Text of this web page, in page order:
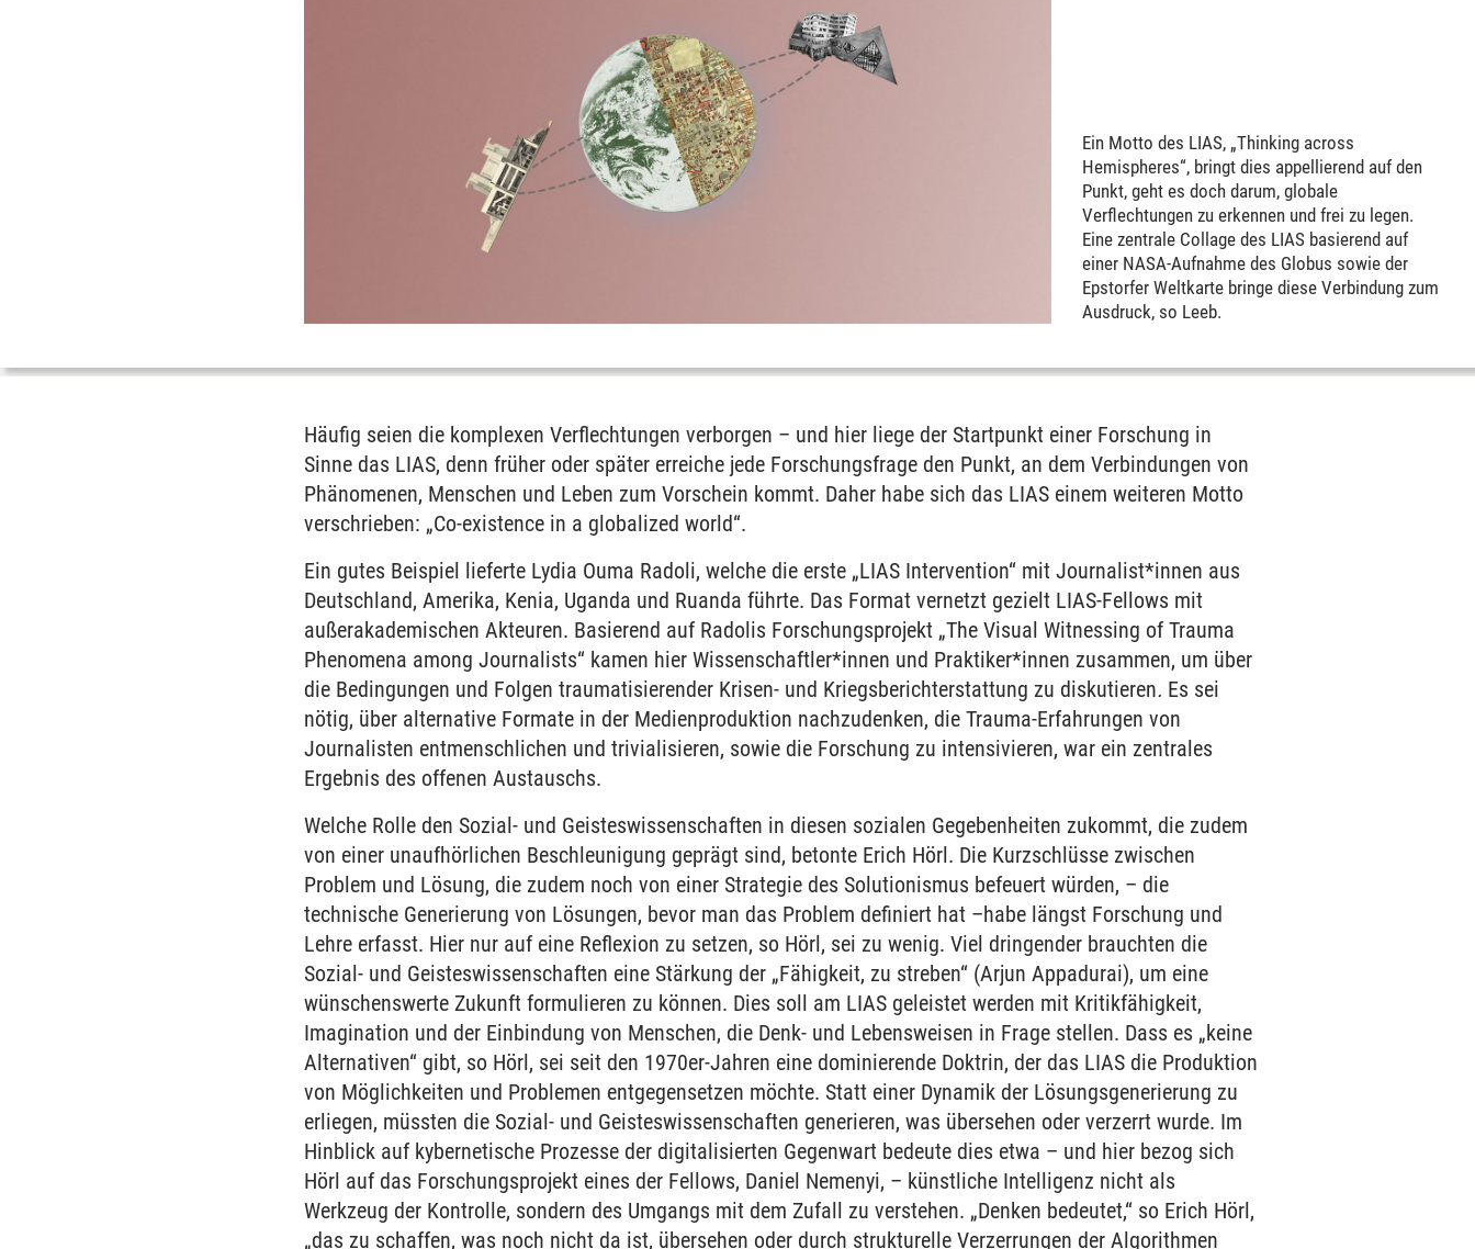
Ein Motto des LIAS, „Thinking across
Hemispheres“, bringt dies appellierend auf den
Punkt, geht es doch darum, globale
Verflechtungen zu erkennen und frei zu legen.
Eine zentrale Collage des LIAS basierend auf
einer NASA-Aufnahme des Globus sowie der
Epstorfer Weltkarte bringe diese Verbindung zum
Ausdruck, so Leeb.
Häufig seien die komplexen Verflechtungen verborgen – und hier liege der Startpunkt einer Forschung in
Sinne das LIAS, denn früher oder später erreiche jede Forschungsfrage den Punkt, an dem Verbindungen von
Phänomenen, Menschen und Leben zum Vorschein kommt. Daher habe sich das LIAS einem weiteren Motto
verschrieben: „Co-existence in a globalized world“.
Ein gutes Beispiel lieferte Lydia Ouma Radoli, welche die erste „LIAS Intervention“ mit Journalist*innen aus
Deutschland, Amerika, Kenia, Uganda und Ruanda führte. Das Format vernetzt gezielt LIAS-Fellows mit
außerakademischen Akteuren. Basierend auf Radolis Forschungsprojekt „The Visual Witnessing of Trauma
Phenomena among Journalists“ kamen hier Wissenschaftler*innen und Praktiker*innen zusammen, um über
die Bedingungen und Folgen traumatisierender Krisen- und Kriegsberichterstattung zu diskutieren. Es sei
nötig, über alternative Formate in der Medienproduktion nachzudenken, die Trauma-Erfahrungen von
Journalisten entmenschlichen und trivialisieren, sowie die Forschung zu intensivieren, war ein zentrales
Ergebnis des offenen Austauschs.
Welche Rolle den Sozial- und Geisteswissenschaften in diesen sozialen Gegebenheiten zukommt, die zudem
von einer unaufhörlichen Beschleunigung geprägt sind, betonte Erich Hörl. Die Kurzschlüsse zwischen
Problem und Lösung, die zudem noch von einer Strategie des Solutionismus befeuert würden, – die
technische Generierung von Lösungen, bevor man das Problem definiert hat –habe längst Forschung und
Lehre erfasst. Hier nur auf eine Reflexion zu setzen, so Hörl, sei zu wenig. Viel dringender brauchten die
Sozial- und Geisteswissenschaften eine Stärkung der „Fähigkeit, zu streben“ (Arjun Appadurai), um eine
wünschenswerte Zukunft formulieren zu können. Dies soll am LIAS geleistet werden mit Kritikfähigkeit,
Imagination und der Einbindung von Menschen, die Denk- und Lebensweisen in Frage stellen. Dass es „keine
Alternativen“ gibt, so Hörl, sei seit den 1970er-Jahren eine dominierende Doktrin, der das LIAS die Produktion
von Möglichkeiten und Problemen entgegensetzen möchte. Statt einer Dynamik der Lösungsgenerierung zu
erliegen, müssten die Sozial- und Geisteswissenschaften generieren, was übersehen oder verzerrt wurde. Im
Hinblick auf kybernetische Prozesse der digitalisierten Gegenwart bedeute dies etwa – und hier bezog sich
Hörl auf das Forschungsprojekt eines der Fellows, Daniel Nemenyi, – künstliche Intelligenz nicht als
Werkzeug der Kontrolle, sondern des Umgangs mit dem Zufall zu verstehen. „Denken bedeutet,“ so Erich Hörl,
„das zu schaffen, was noch nicht da ist, übersehen oder durch strukturelle Verzerrungen der Algorithmen